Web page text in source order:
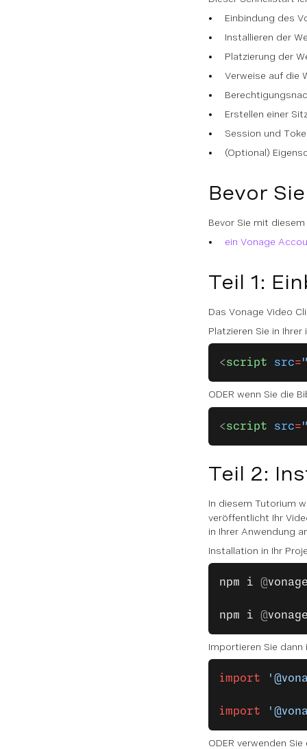
Einbindung des
Installieren der
Platzierung der
Verweise auf die
Erstellen einer
Session und
(Optional)
Bevor
Bevor Sie mit
ein Vonage
Teil 1:
Das Vonage Video
Platzieren Sie in Ihrer
<script src=
ODER wenn Sie die
<script src=
Teil 2:
In diesem Tutorium
veröffentlicht Ihr
in Ihrer Anwendung
Installation in Ihr
npm i @
npm i @
Importieren Sie dann
import
import
ODER verwenden